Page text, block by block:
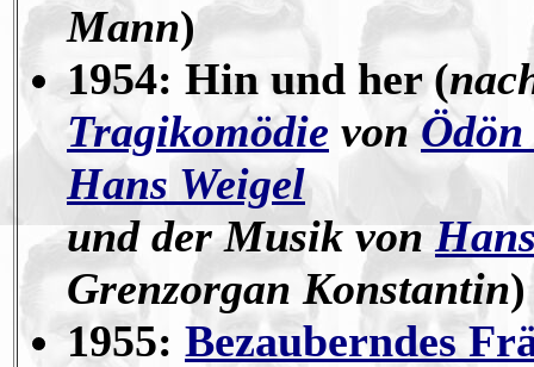
Mann)
1954: Hin und her (
Tragikomödie von
Hans Weigel
und der Musik von
Grenzorgan Konstantin
1955: Bezauberndes